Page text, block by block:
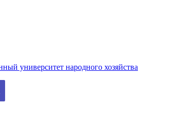
университет народного хозяйства